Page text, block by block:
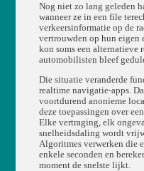
Nog niet zo lang geleden
wanneer ze in een file
verkeersinformatie op de
vertrouwden op hun eigen
kon soms een alternatieve
automobilisten bleef
Die situatie veranderde
realtime navigatie-apps.
voortdurend anonieme
deze toepassingen over
Elke vertraging, elk
snelheidsdaling wordt
Algoritmes verwerken die
enkele seconden en
moment de snelste lijkt.